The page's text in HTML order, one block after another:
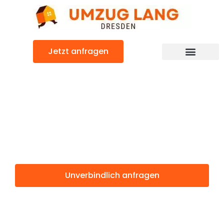
Jetzt anfragen
Unverbindlich anfragen